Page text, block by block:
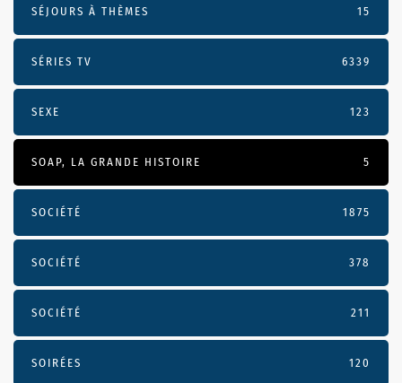
SÉJOURS À THÈMES 15
SÉRIES TV 6339
SEXE 123
SOAP, LA GRANDE HISTOIRE 5
SOCIÉTÉ 1875
SOCIÉTÉ 378
SOCIÉTÉ 211
SOIRÉES 120